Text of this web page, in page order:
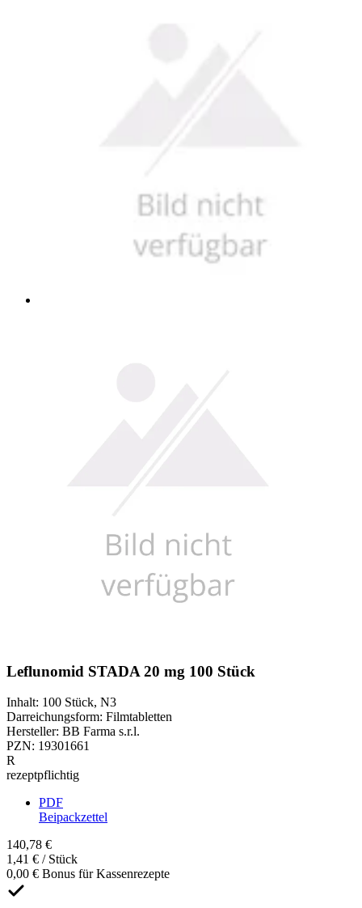
Leflunomid STADA 20 mg 100 Stück
Inhalt: 100 Stück, N3
Darreichungsform: Filmtabletten
Hersteller: BB Farma s.r.l.
PZN: 19301661
R
rezeptpflichtig
PDF
Beipackzettel
140,78 €
1,41 € / Stück
0,00 € Bonus für Kassenrezepte